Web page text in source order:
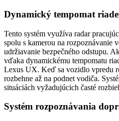
Dynamický tempomat
Tento systém využíva radar
spolu s kamerou na rozpoznávanie
udržiavanie bezpečného odstupu.
vďaka dynamickému tempomatu
Lexus UX. Keď sa vozidlo vpredu
rozbehne až na podnet vodiča.
situáciách vyžadujúcich časté
Systém rozpoznávania